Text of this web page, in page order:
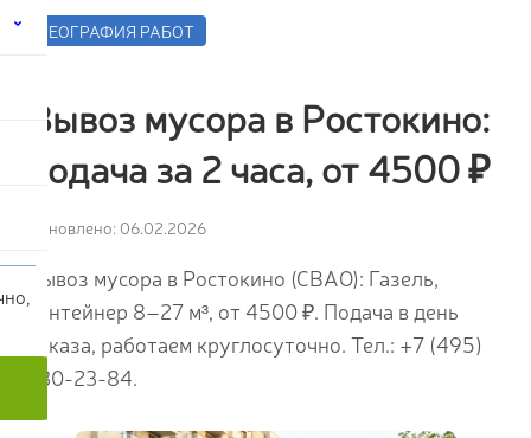
ГЕОГРАФИЯ РАБОТ
Вывоз мусора в Ростокино:
подача за 2 часа, от 4500 ₽
Обновлено: 06.02.2026
Вывоз мусора в Ростокино (СВАО): Газель,
контейнер 8–27 м³, от 4500 ₽. Подача в день
заказа, работаем круглосуточно. Тел.: +7 (495)
230-23-84.